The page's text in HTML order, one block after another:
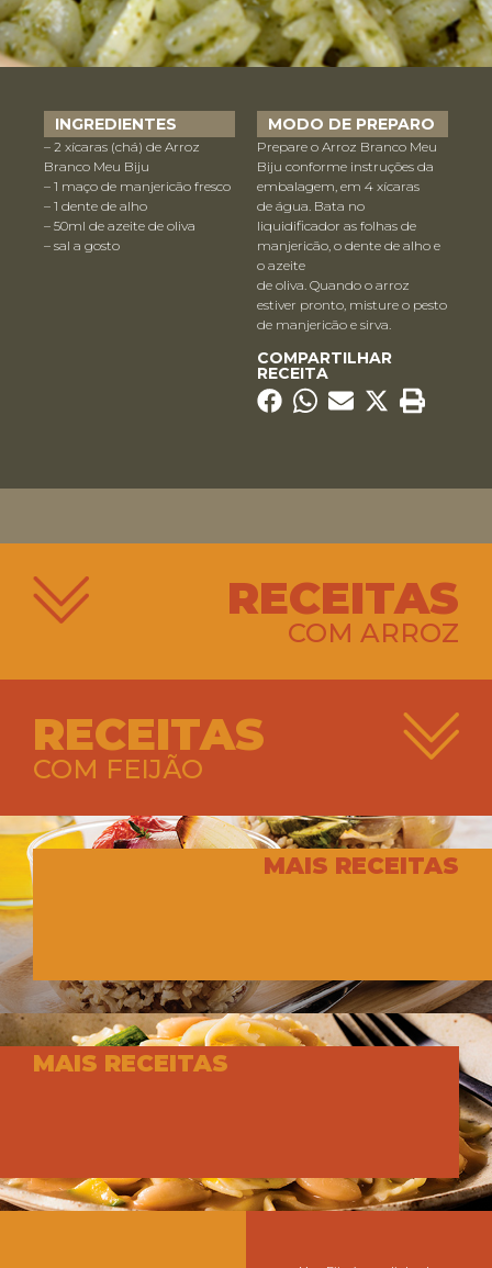
INGREDIENTES
– 2 xícaras (chá) de Arroz
Branco Meu Biju
– 1 maço de manjericão fresco
– 1 dente de alho
– 50ml de azeite de oliva
– sal a gosto
MODO DE PREPARO
Prepare o Arroz Branco Meu
Biju conforme instruções da
embalagem, em 4 xícaras
de água. Bata no
liquidificador as folhas de
manjericão, o dente de alho e
o azeite
de oliva. Quando o arroz
estiver pronto, misture o pesto
de manjericão e sirva.
COMPARTILHAR
RECEITA
RECEITAS
COM ARROZ
RECEITAS
COM FEIJÃO
MAIS RECEITAS
MAIS RECEITAS